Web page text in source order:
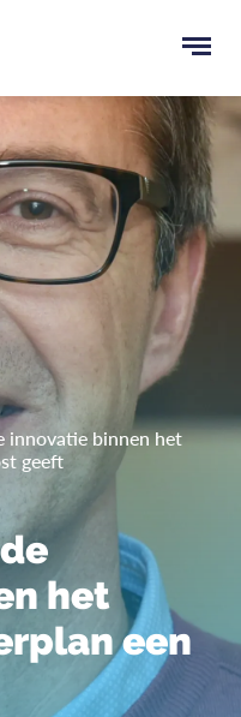
menu
innovatie binnen het
geeft
het
een